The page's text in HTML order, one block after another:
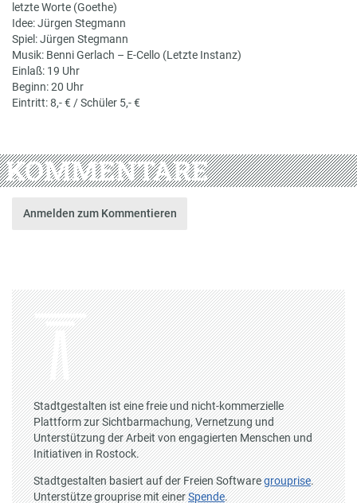
letzte Worte (Goethe)
Idee: Jürgen Stegmann
Spiel: Jürgen Stegmann
Musik: Benni Gerlach – E-Cello (Letzte Instanz)
Einlaß: 19 Uhr
Beginn: 20 Uhr
Eintritt: 8,- € / Schüler 5,- €
KOMMENTARE
Anmelden zum Kommentieren
Stadtgestalten ist eine freie und nicht-kommerzielle
Plattform zur Sichtbarmachung, Vernetzung und
Unterstützung der Arbeit von engagierten Menschen und
Initiativen in Rostock.
Stadtgestalten basiert auf der Freien Softwaregrouprise.
Unterstütze grouprise mit einerSpende.